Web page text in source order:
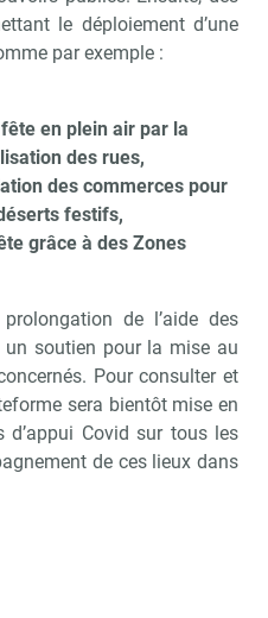
le déploiement d’une
par exemple :
en plein air par la
des rues,
des commerces pour
festifs,
grâce à des Zones
de l’aide des
un soutien pour la mise au
Pour consulter et
sera bientôt mise en
d’appui Covid sur tous les
de ces lieux dans
Matin
Je déciderai plus
tard